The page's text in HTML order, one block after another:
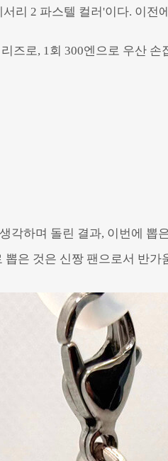
리 2 파스텔 컬러'이다. 이
즈로, 1회 300엔으로 우산
각하며 돌린 결과, 이번에 뽑
은 것은 신짱 팬으로서 반